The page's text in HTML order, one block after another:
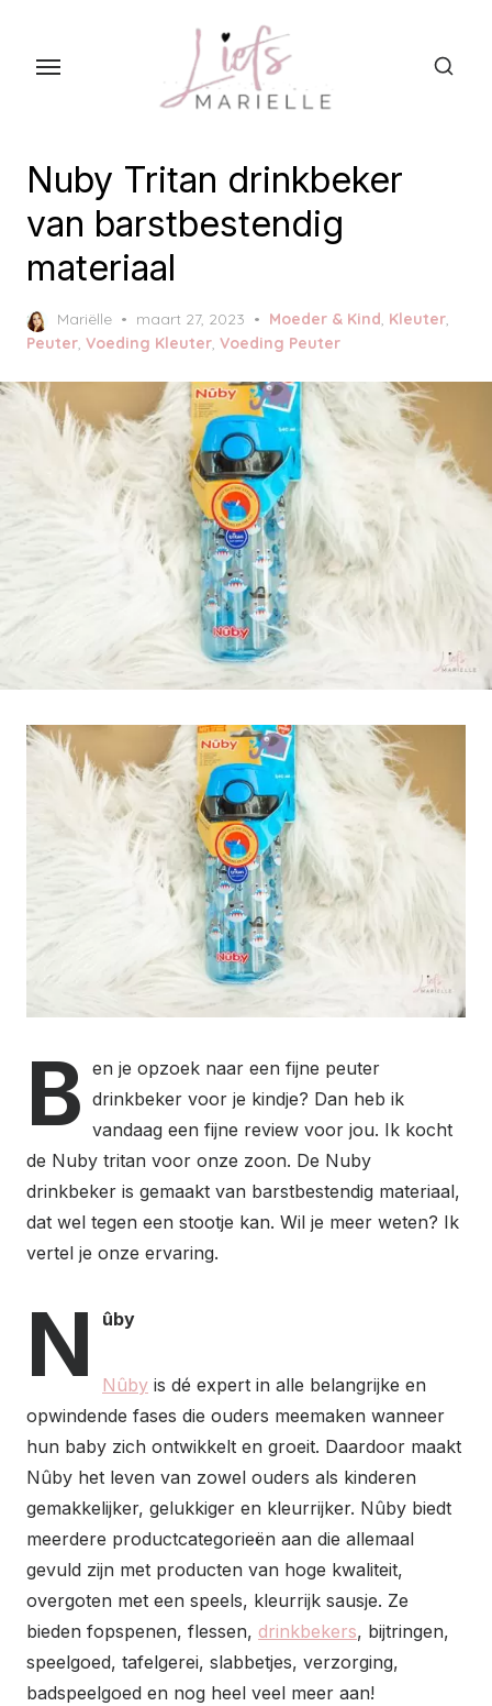
t
Nuby Tritan drinkbeker
van barstbestendig
materiaal
Mariëlle
P
o
t
n
maart 27, 2023 Moeder & Kind, Kleuter,
Peuter, Voeding Kleuter, Voeding Peuter
B en je opzoek naar een fijne peuter
drinkbeker voor je kindje? Dan heb ik
vandaag een fijne review voor jou. Ik kocht
de Nuby tritan voor onze zoon. De Nuby
drinkbeker is gemaakt van barstbestendig materiaal,
dat wel tegen een stootje kan. Wil je meer weten? Ik
vertel je onze ervaring.
N ûby
Nûby is dé expert in alle belangrijke en
opwindende fases die ouders meemaken wanneer
hun baby zich ontwikkelt en groeit. Daardoor maakt
Nûby het leven van zowel ouders als kinderen
gemakkelijker, gelukkiger en kleurrijker. Nûby biedt
meerdere productcategorieën aan die allemaal
gevuld zijn met producten van hoge kwaliteit,
overgoten met een speels, kleurrijk sausje. Ze
bieden fopspenen, flessen, drinkbekers, bijtringen,
speelgoed, tafelgerei, slabbetjes, verzorging,
badspeelgoed en nog heel veel meer aan!